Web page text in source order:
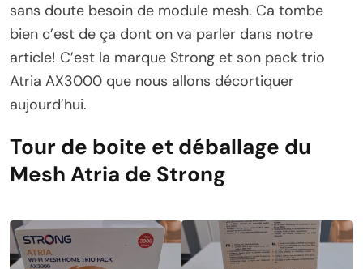
sans doute besoin de module mesh. Ca tombe
bien c’est de ça dont on va parler dans notre
article! C’est la marque Strong et son pack trio
Atria AX3000 que nous allons décortiquer
aujourd’hui.
Tour de boite et déballage du
Mesh Atria de Strong